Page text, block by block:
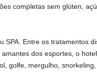
completas sem glúten,
Entre os tratamentos
dos esportes, o
golfe, mergulho, snorkeling,